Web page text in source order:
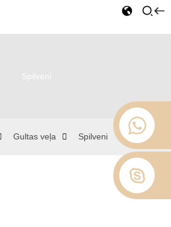
Spilveni
Gultas veļa Spilveni